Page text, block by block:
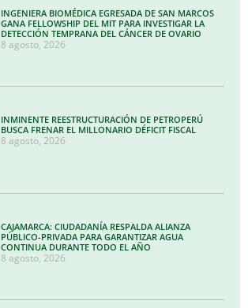
INGENIERA BIOMÉDICA EGRESADA DE SAN MARCOS
GANA FELLOWSHIP DEL MIT PARA INVESTIGAR LA
DETECCIÓN TEMPRANA DEL CÁNCER DE OVARIO
8 agosto, 2026
INMINENTE REESTRUCTURACIÓN DE PETROPERÚ
BUSCA FRENAR EL MILLONARIO DÉFICIT FISCAL
8 agosto, 2026
CAJAMARCA: CIUDADANÍA RESPALDA ALIANZA
PÚBLICO-PRIVADA PARA GARANTIZAR AGUA
CONTINUA DURANTE TODO EL AÑO
8 agosto, 2026